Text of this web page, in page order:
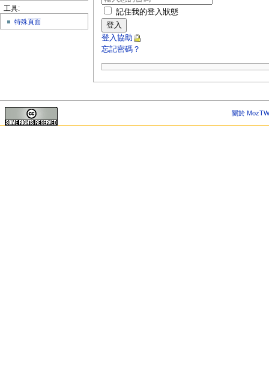
記住我的登入狀態
登入
登入協助
忘記密碼？
工具:
特殊頁面
關於